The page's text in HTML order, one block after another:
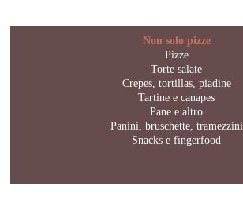
Non solo pizze
Pizze
Torte salate
Crepes, tortillas, piadine
Tartine e canapes
Pane e altro
Panini, bruschette, tramezzini
Snacks e fingerfood